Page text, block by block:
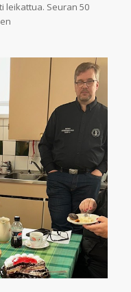
leikattua. Seuran 50